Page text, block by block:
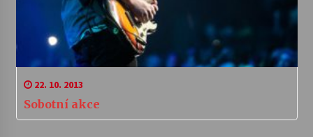
22. 10. 2013
Sobotní akce